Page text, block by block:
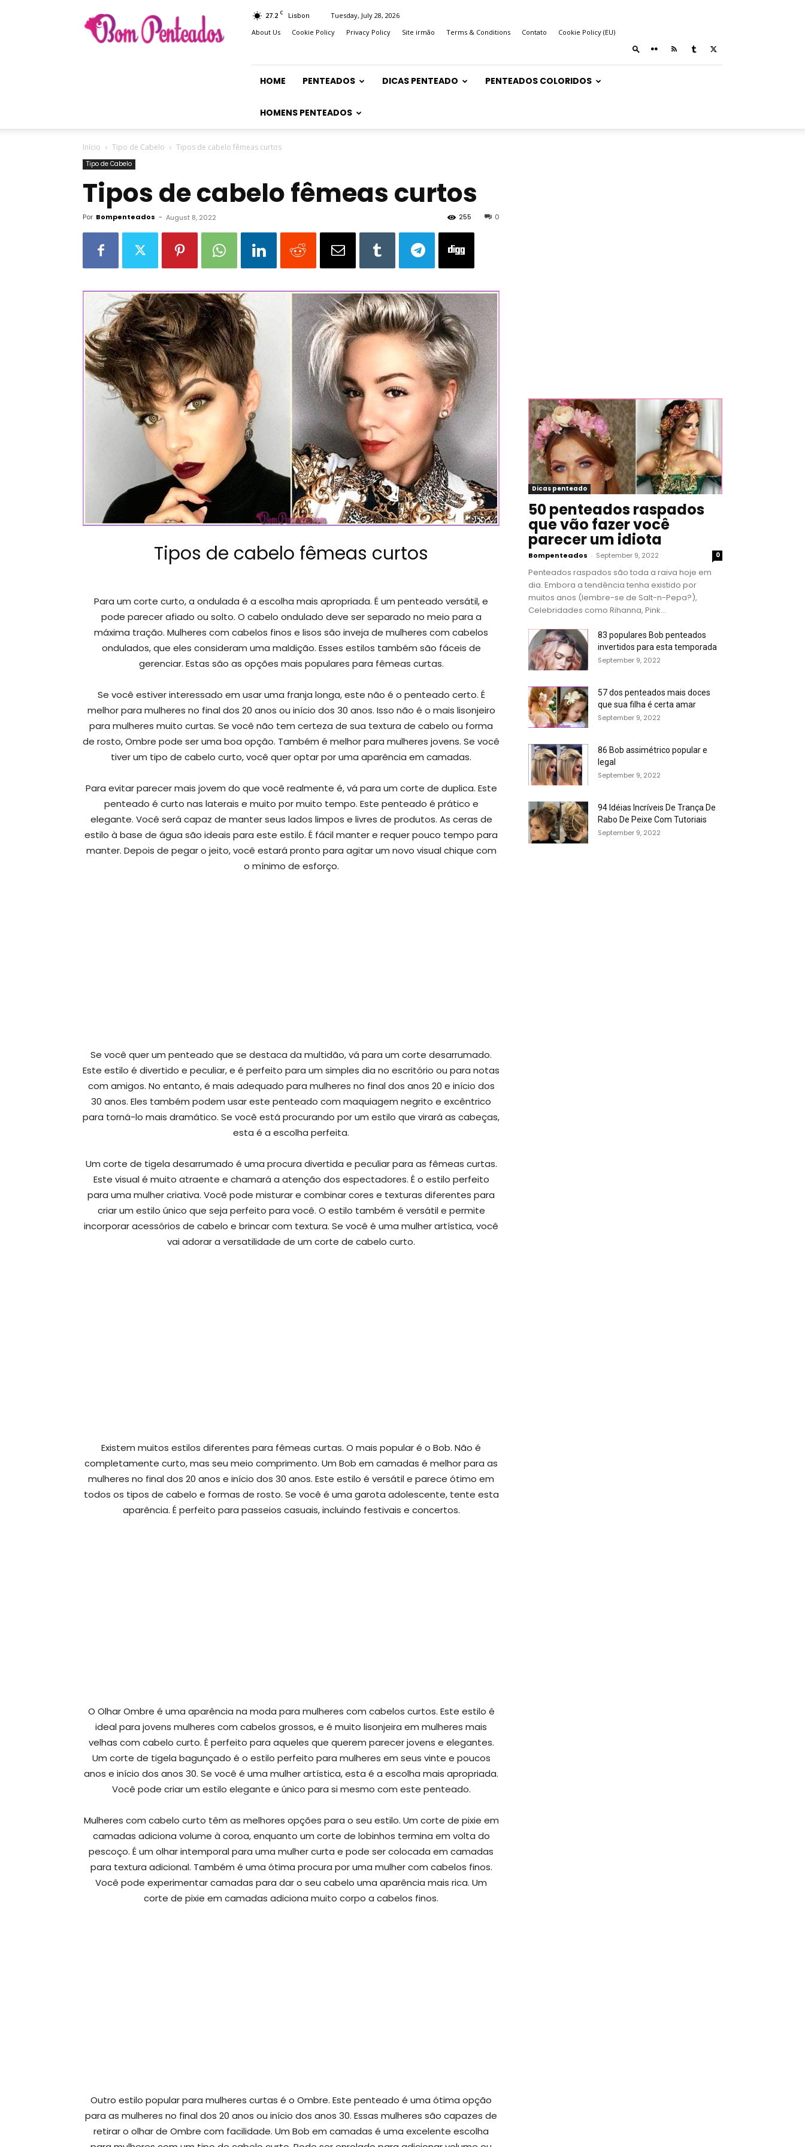
Penteados
27.2 C Lisbon
Tuesday, July 28, 2026
About Us
Cookie Policy Privacy Policy Site irmão Terms & Conditions Contato Cookie Policy (EU)
HOME PENTEADOS DICAS PENTEADO PENTEADOS COLORIDOS
HOMENS PENTEADOS
Início Tipo de Cabelo Tipos de cabelo fêmeas curtos
Tipo de Cabelo
Tipos de cabelo fêmeas curtos
Por Bompenteados - August 8, 2022 0
255
Tipos de cabelo fêmeas curtos
Para um corte curto, a ondulada é a escolha mais apropriada. É um penteado versátil, e
pode parecer afiado ou solto. O cabelo ondulado deve ser separado no meio para a
máxima tração. Mulheres com cabelos finos e lisos são inveja de mulheres com cabelos
ondulados, que eles consideram uma maldição. Esses estilos também são fáceis de
gerenciar. Estas são as opções mais populares para fêmeas curtas.
Se você estiver interessado em usar uma franja longa, este não é o penteado certo. É
melhor para mulheres no final dos 20 anos ou início dos 30 anos. Isso não é o mais lisonjeiro
para mulheres muito curtas. Se você não tem certeza de sua textura de cabelo ou forma
de rosto, Ombre pode ser uma boa opção. Também é melhor para mulheres jovens. Se você
tiver um tipo de cabelo curto, você quer optar por uma aparência em camadas.
Para evitar parecer mais jovem do que você realmente é, vá para um corte de duplica. Este
penteado é curto nas laterais e muito por muito tempo. Este penteado é prático e
elegante. Você será capaz de manter seus lados limpos e livres de produtos. As ceras de
estilo à base de água são ideais para este estilo. É fácil manter e requer pouco tempo para
manter. Depois de pegar o jeito, você estará pronto para agitar um novo visual chique com
o mínimo de esforço.
Se você quer um penteado que se destaca da multidão, vá para um corte desarrumado.
Este estilo é divertido e peculiar, e é perfeito para um simples dia no escritório ou para notas
com amigos. No entanto, é mais adequado para mulheres no final dos anos 20 e início dos
30 anos. Eles também podem usar este penteado com maquiagem negrito e excêntrico
para torná-lo mais dramático. Se você está procurando por um estilo que virará as cabeças,
esta é a escolha perfeita.
Um corte de tigela desarrumado é uma procura divertida e peculiar para as fêmeas curtas.
Este visual é muito atraente e chamará a atenção dos espectadores. É o estilo perfeito
para uma mulher criativa. Você pode misturar e combinar cores e texturas diferentes para
criar um estilo único que seja perfeito para você. O estilo também é versátil e permite
incorporar acessórios de cabelo e brincar com textura. Se você é uma mulher artística, você
vai adorar a versatilidade de um corte de cabelo curto.
Existem muitos estilos diferentes para fêmeas curtas. O mais popular é o Bob. Não é
completamente curto, mas seu meio comprimento. Um Bob em camadas é melhor para as
mulheres no final dos 20 anos e início dos 30 anos. Este estilo é versátil e parece ótimo em
todos os tipos de cabelo e formas de rosto. Se você é uma garota adolescente, tente esta
aparência. É perfeito para passeios casuais, incluindo festivais e concertos.
O Olhar Ombre é uma aparência na moda para mulheres com cabelos curtos. Este estilo é
ideal para jovens mulheres com cabelos grossos, e é muito lisonjeira em mulheres mais
velhas com cabelo curto. É perfeito para aqueles que querem parecer jovens e elegantes.
Um corte de tigela bagunçado é o estilo perfeito para mulheres em seus vinte e poucos
anos e início dos anos 30. Se você é uma mulher artística, esta é a escolha mais apropriada.
Você pode criar um estilo elegante e único para si mesmo com este penteado.
Mulheres com cabelo curto têm as melhores opções para o seu estilo. Um corte de pixie em
camadas adiciona volume à coroa, enquanto um corte de lobinhos termina em volta do
pescoço. É um olhar intemporal para uma mulher curta e pode ser colocada em camadas
para textura adicional. Também é uma ótima procura por uma mulher com cabelos finos.
Você pode experimentar camadas para dar o seu cabelo uma aparência mais rica. Um
corte de pixie em camadas adiciona muito corpo a cabelos finos.
Outro estilo popular para mulheres curtas é o Ombre. Este penteado é uma ótima opção
para as mulheres no final dos 20 anos ou início dos anos 30. Essas mulheres são capazes de
retirar o olhar de Ombre com facilidade. Um Bob em camadas é uma excelente escolha
Dicas penteado
50 penteados raspados
que vão fazer você
parecer um idiota
Bompenteados - September 9, 2022 0
Penteados raspados são toda a raiva hoje em
dia. Embora a tendência tenha existido por
muitos anos (lembre-se de Salt-n-Pepa?),
Celebridades como Rihanna, Pink...
83 populares Bob penteados
invertidos para esta temporada
September 9, 2022
57 dos penteados mais doces
que sua filha é certa amar
September 9, 2022
86 Bob assimétrico popular e
legal
September 9, 2022
94 Idéias Incríveis De Trança De
Rabo De Peixe Com Tutoriais
September 9, 2022